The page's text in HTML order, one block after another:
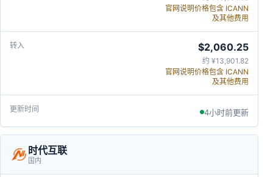
官网说明价格包含 ICANN
及其他费用
$2,060.25
约 ¥13,901.82
官网说明价格包含 ICANN
及其他费用
4小时前更新
时代互联
国内